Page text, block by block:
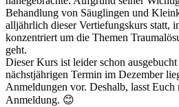
Behandlung von Säuglingen und
alljährlich dieser Vertiefungskurs statt,
konzentriert um die Themen
geht.
Dieser Kurs ist leider schon
nächstjährigen Termin im Dezember
Anmeldungen vor. Deshalb, lasst
Anmeldung. 😊